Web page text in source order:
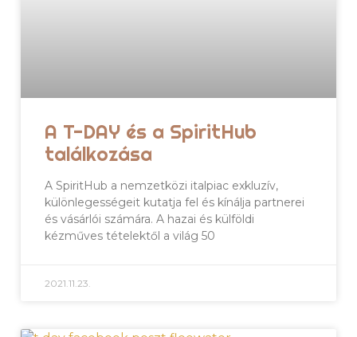
A T-DAY és a SpiritHub
találkozása
A SpiritHub a nemzetközi italpiac exkluzív,
különlegességeit kutatja fel és kínálja partnerei
és vásárlói számára. A hazai és külföldi
kézműves tételektől a világ 50
2021.11.23.